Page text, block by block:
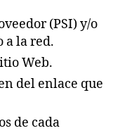
(PSI) y/o
a la red.
Web.
del enlace que
de cada